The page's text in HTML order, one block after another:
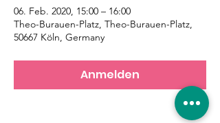
06. Feb. 2020, 15:00 – 16:00
Theo-Burauen-Platz, Theo-Burauen-Platz,
50667 Köln, Germany
Anmelden